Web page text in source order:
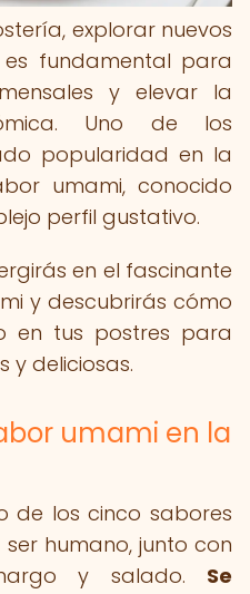
explorar nuevos
fundamental para
y elevar la
Uno de los
popularidad en la
umami, conocido
perfil gustativo.
en el fascinante
y descubrirás cómo
en tus postres para
y deliciosas.
umami en la
de los cinco sabores
humano, junto con
y salado. Se